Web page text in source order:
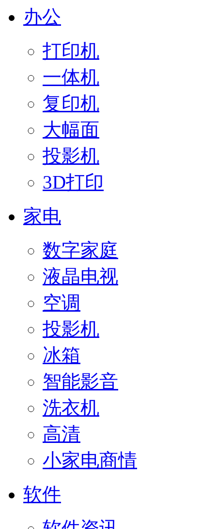
办公
打印机
一体机
复印机
大幅面
投影机
3D打印
家电
数字家庭
液晶电视
空调
投影机
冰箱
智能影音
洗衣机
高清
小家电商情
软件